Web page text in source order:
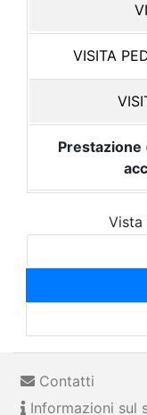
VISITA
Prestazione
Vista
Contatti
Informazioni sul